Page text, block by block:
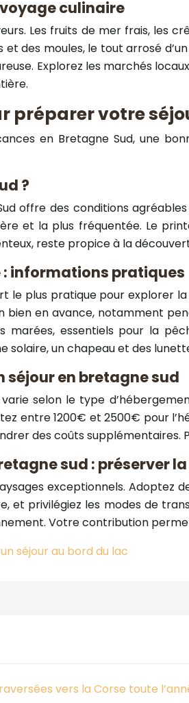
culinaire
Les fruits de mer frais, les
et des moules, le tout arrosé
Explorez les marchés
préparer votre
en Bretagne Sud, une
?
offre des conditions
et la plus fréquentée. Le
reste propice à la
: informations pratiques
le plus pratique pour explorer
bien en avance, notamment
marées, essentiels pour la
solaire, un chapeau et des
séjour en bretagne sud
selon le type
entre 1200€ et 2500€ pour
des coûts
sud : préserver
exceptionnels.
et privilégiez les modes de
Votre contribution
séjour au bord du lac
vers la Corse toute